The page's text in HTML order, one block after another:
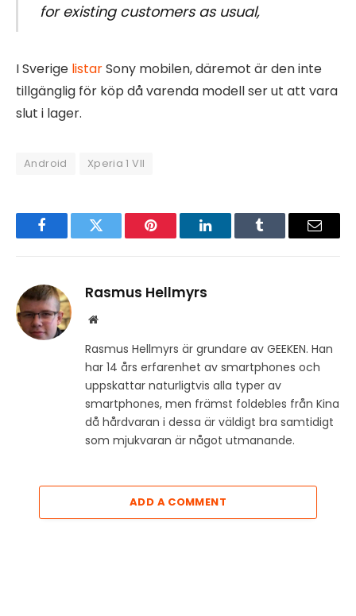
for existing customers as usual,
I Sverige listarSony mobilen, däremot är den inte
tillgänglig för köp då varenda modell ser ut att vara
slut i lager.
Android Xperia 1 VII
FacebookTwitter Pinterest LinkedInTumblr Email
Rasmus Hellmyrs
Website
Rasmus Hellmyrs är grundare av GEEKEN. Han
har 14 års erfarenhet av smartphones och
uppskattar naturligtvis alla typer av
smartphones, men främst foldebles från Kina
då hårdvaran i dessa är väldigt bra samtidigt
som mjukvaran är något utmanande.
ADD A COMMENT